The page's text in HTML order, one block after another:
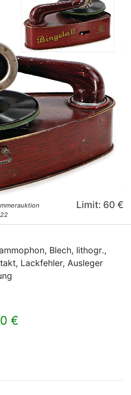
Limit: 60 €
Blech, lithogr.,
Lackfehler, Ausleger
€